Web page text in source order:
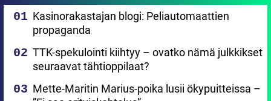
Kasinorakastajan blogi: Peliautomaattien
propaganda
TTK-spekulointi kiihtyy – ovatko nämä julkkikset
seuraavat tähtioppilaat?
Mette-Maritin Marius-poika lusii ökypuitteissa –